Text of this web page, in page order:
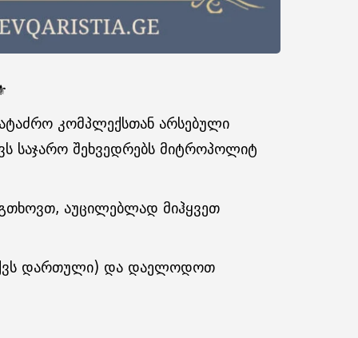
კომპლექსთან არსებული
საჯარო შეხვედრებს მიტროპოლიტ
აუცილებლად მიჰყვეთ
დართული) და დაელოდოთ